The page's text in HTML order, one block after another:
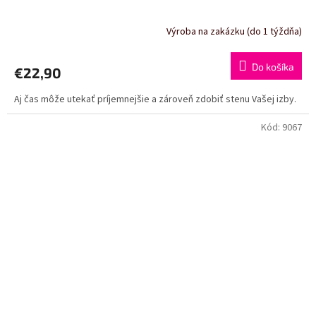
Výroba na zakázku (do 1 týždňa)
€22,90 Do košíka
Aj čas môže utekať príjemnejšie a zároveň zdobiť stenu Vašej izby.
Kód: 9067